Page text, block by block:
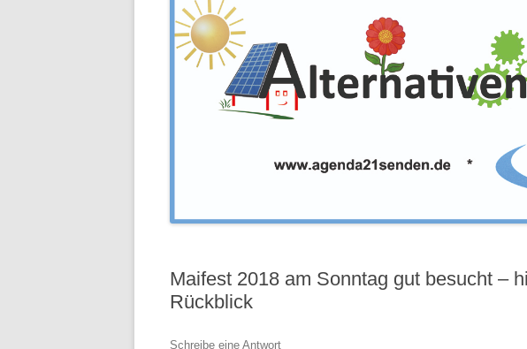
Maifest 2018 am Sonntag gut besucht –
Rückblick
Schreibe eine Antwort